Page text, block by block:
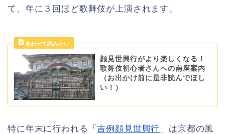
て、年に３回ほど歌舞伎が上演されます。
顔見世興行がより楽しくなる！
歌舞伎初心者さんへの南座案内
（お出かけ前に是非読んでほし
い！）
特に年末に行われる「吉例顔見世興行 」は京都の風